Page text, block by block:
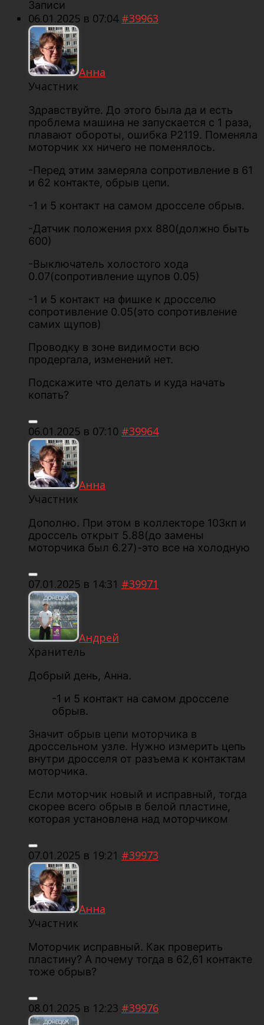
Записи
06.01.2025 в 07:04 #39963
Анна
Участник
Здравствуйте. До этого была да и есть
проблема машина не запускается с 1 раза,
плавают обороты, ошибка Р2119. Поменяла
моторчик хх ничего не поменялось.
-Перед этим замеряла сопротивление в 61
и 62 контакте, обрыв цепи.
-1 и 5 контакт на самом дросселе обрыв.
-Датчик положения рхх 880(должно быть
600)
-Выключатель холостого хода
0.07(сопротивление щупов 0.05)
-1 и 5 контакт на фишке к дросселю
сопротивление 0.05(это сопротивление
самих щупов)
Проводку в зоне видимости всю
продергала, изменений нет.
Подскажите что делать и куда начать
копать?
06.01.2025 в 07:10 #39964
Анна
Участник
Дополню. При этом в коллекторе 103кп и
дроссель открыт 5.88(до замены
моторчика был 6.27)-это все на холодную
07.01.2025 в 14:31 #39971
Андрей
Хранитель
Добрый день, Анна.
-1 и 5 контакт на самом дросселе
обрыв.
Значит обрыв цепи моторчика в
дроссельном узле. Нужно измерить цепь
внутри дросселя от разъема к контактам
моторчика.
Если моторчик новый и исправный, тогда
скорее всего обрыв в белой пластине,
которая установлена над моторчиком
07.01.2025 в 19:21 #39973
Анна
Участник
Моторчик исправный. Как проверить
пластину? А почему тогда в 62,61 контакте
тоже обрыв?
08.01.2025 в 12:23 #39976